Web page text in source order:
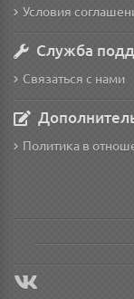
Условия
Служба
Связаться с нами
Политика в